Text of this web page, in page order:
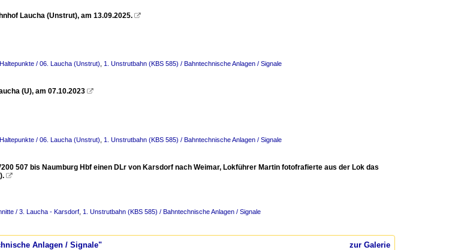
Laucha (Unstrut), am 13.09.2025. 
/ 06. Laucha (Unstrut) 1. Unstrutbahn (KBS 585) / Bahntechnische Anlagen / Signale
(U), am 07.10.2023 
/ 06. Laucha (Unstrut) 1. Unstrutbahn (KBS 585) / Bahntechnische Anlagen / Signale
507 bis Naumburg Hbf einen DLr von Karsdorf nach Weimar, Lokführer Martin fotofrafierte aus der Lok das

/ 3. Laucha - Karsdorf 1. Unstrutbahn (KBS 585) / Bahntechnische Anlagen / Signale
zur Galerie
Anlagen / Signale"